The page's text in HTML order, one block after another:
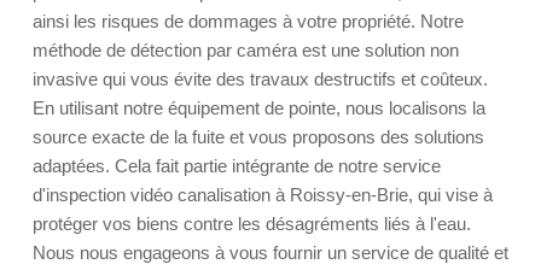
ainsi les risques de dommages à votre propriété. Notre
méthode de détection par caméra est une solution non
invasive qui vous évite des travaux destructifs et coûteux.
En utilisant notre équipement de pointe, nous localisons la
source exacte de la fuite et vous proposons des solutions
adaptées. Cela fait partie intégrante de notre service
d'inspection vidéo canalisation à Roissy-en-Brie, qui vise à
protéger vos biens contre les désagréments liés à l'eau.
Nous nous engageons à vous fournir un service de qualité et